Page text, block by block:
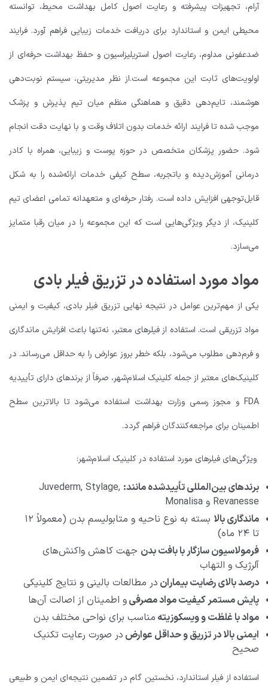
آرام، تجهیزات پیشرفته و رعایت اصول کامل بهداشت محیط، توانسته
محیطی ایمن و استاندارد برای دریافت خدمات زیبایی فراهم آورد. فرایند
ضدعفونی مداوم، رعایت اصول استریلیزاسیون و حفظ بهداشت حرفه‌ای از
اولویت‌های ثابت این مجموعه است.از نظر مدیریتی، سیستم نوبت‌دهی
هوشمند، تایم‌دهی دقیق و هماهنگی منظم میان تیم پذیرش و پزشک
موجب شده تا فرایند ارائه خدمات بدون اتلاف وقت و با نهایت دقت انجام
شود. حضور پزشکان متخصص در حوزه پوست و زیبایی، همراه با کادر
درمانی آموزش‌دیده و باتجربه، سطح کیفی خدمات ارائه‌شده را به شکل
قابل‌توجهی افزایش داده است. رفتار حرفه‌ای و متعهدانه تمامی اعضای تیم
کلینیک، از دیگر ویژگی‌هایی است که این مجموعه را در میان رقبا متمایز
می‌سازد.
مواد مورد استفاده در تزریق فیلر بادی
یکی از مهم‌ترین عوامل در نتیجه نهایی تزریق فیلر بادی، کیفیت و ایمنی
مواد تزریقی است. استفاده از فیلرهای معتبر، نه‌تنها باعث افزایش ماندگاری
و فرم‌دهی مطلوب می‌شود، بلکه خطر بروز عوارض را به حداقل می‌رساند. در
کلینیک‌های معتبر از جمله کلینیک اسلام‌شهر، صرفاً از برندهای دارای تأییدیه
FDA و مجوز رسمی وزارت بهداشت استفاده می‌شود تا بالاترین سطح
اطمینان برای مراجعه‌کنندگان فراهم گردد.
ویژگی‌های فیلرهای مورد استفاده در کلینیک اسلام‌شهر:
برندهای بین‌المللی تأییدشده مانند: Juvederm, Stylage,
Revanesse و Monalisa
ماندگاری بالا
بسته به نوع ناحیه و متابولیسم بدن (معمولاً ۱۲
تا ۲۴ ماه)
فرمولاسیون سازگار با بافت بدن جهت کاهش واکنش‌های
آلرژیک و التهاب
درصد بالای رضایت بیماران در مطالعات بالینی و نتایج کلینیکی
پایش مستمر کیفیت مواد مصرفیو اطمینان از اصالت آن‌ها
مواد با غلظت و ویسکوزیته مناسب برای نواحی مختلف بدن
ایمنی بالا در تزریق و حداقل عوارض در صورت رعایت تکنیک
صحیح
استفاده از فیلر استاندارد، نخستین گام در تضمین نتیجه‌ای ایمن و طبیعی